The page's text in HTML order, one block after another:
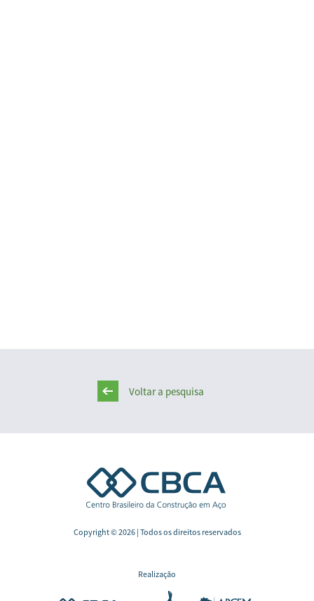
Voltar a pesquisa
Copyright © 2026 | Todos os direitos reservados
Realização